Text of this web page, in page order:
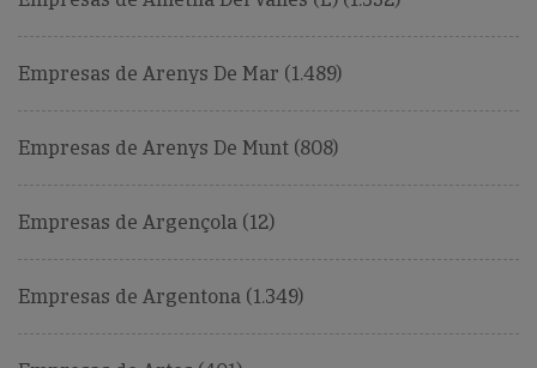
Empresas de Arenys De Mar (1.489)
Empresas de Arenys De Munt (808)
Empresas de Argençola (12)
Empresas de Argentona (1.349)